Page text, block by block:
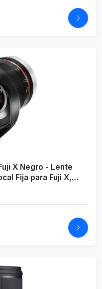
X Negro - Lente
Fija para Fuji X,
X-T4, X-T30, X-T30